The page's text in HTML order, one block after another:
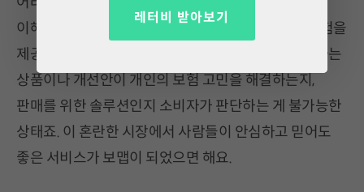
이해하고, 본인에게 맞는 서비스를 가입할 수 있는 경험을
제공하는 것이 목적입니다. 여러 앱서비스에서 추천하는
상품이나 개선안이 개인의 보험 고민을 해결하는지,
판매를 위한 솔루션인지 소비자가 판단하는 게 불가능한
상태죠. 이 혼란한 시장에서 사람들이 안심하고 믿어도
좋은 서비스가 보맵이 되었으면 해요.
레터비 받아보기